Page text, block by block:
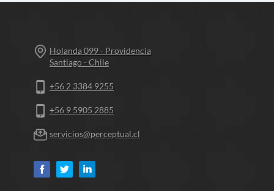
Holanda 099 - Providencia
Santiago - Chile
+56 2 3384 9255
+56 9 5905 2885
servicios@perceptual.cl